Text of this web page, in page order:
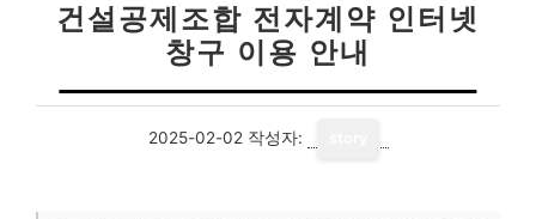
건설공제조합 전자계약 인터넷
창구 이용 안내
2025-02-02 작성자: